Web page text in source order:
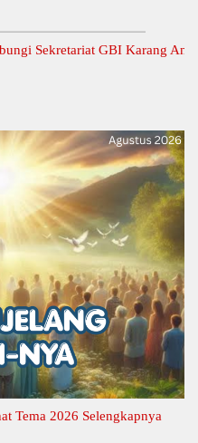
GBI Karang Anyar.
2026 Selengkapnya